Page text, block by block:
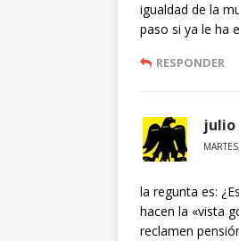
igualdad de la
paso si ya le ha
RESPONDER
julio
la regunta es:
hacen la «vista
reclamen